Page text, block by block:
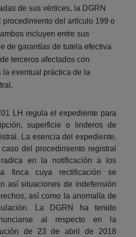
de sus vértices, la DGRN
procedimiento del artículo 199 o
incluyen entre sus
de garantías de tutela efectiva
terceros afectados con
la eventual práctica de la
LH regula el expediente para
superficie o linderos de
La esencia del expediente,
del procedimiento registral
en la notificación a los
finca cuya rectificación se
así situaciones de indefensión
así como la anomalía de
La DGRN ha tenido
al respecto en la
de 23 de abril de 2018